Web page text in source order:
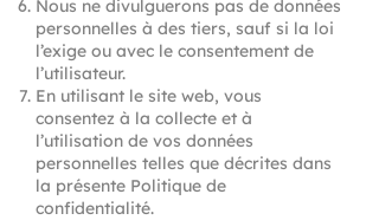
Nous ne divulguerons pas de données
personnelles à des tiers, sauf si la loi
l’exige ou avec le consentement de
l’utilisateur.
En utilisant le site web, vous
consentez à la collecte et à
l’utilisation de vos données
personnelles telles que décrites dans
la présente Politique de
confidentialité.